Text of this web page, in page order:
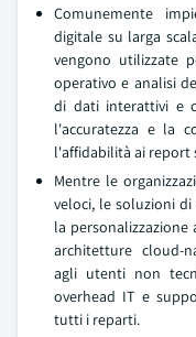
Comunemente
digitale su larga
vengono utilizzate
operativo e analisi
di dati interattivi e
l'accuratezza e la
l'affidabilità ai report
Mentre le
veloci, le soluzioni di
la
architetture cloud-
agli utenti non
overhead IT e
tutti i reparti.